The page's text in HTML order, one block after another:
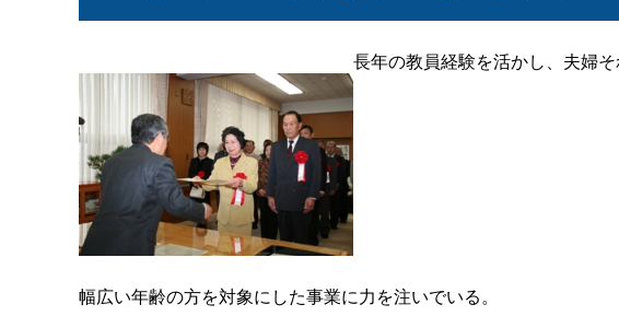
長年の教員経験を活かし、夫婦
幅広い年齢の方を対象にした事業に力を注いでいる。